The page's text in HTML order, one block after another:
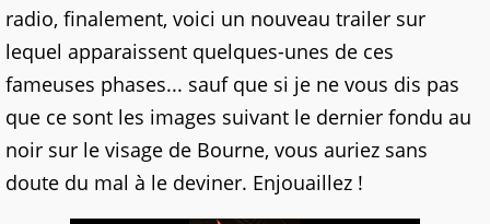
radio, finalement, voici un nouveau trailer sur
lequel apparaissent quelques-unes de ces
fameuses phases... sauf que si je ne vous dis pas
que ce sont les images suivant le dernier fondu au
noir sur le visage de Bourne, vous auriez sans
doute du mal à le deviner. Enjouaillez !